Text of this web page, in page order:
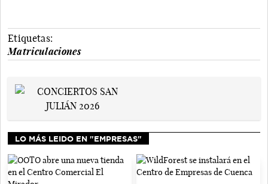
Etiquetas:
Matriculaciones
LO MÁS LEIDO EN "EMPRESAS"